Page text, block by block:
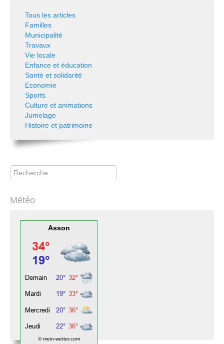
Tous les articles
Familles
Municipalité
Travaux
Vie locale
Enfance et éducation
Santé et solidarité
Economie
Sports
Culture et animations
Jumelage
Histoire et patrimoine
Rechercher
Météo
Asson
© mein-wetter.com